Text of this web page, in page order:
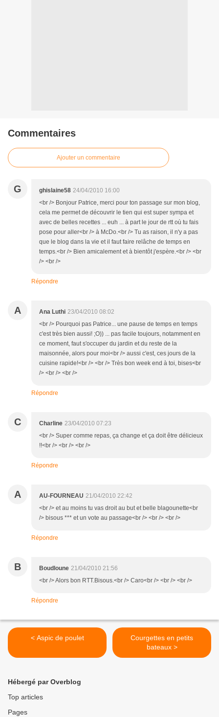
Commentaires
Ajouter un commentaire
G ghislaine58 24/04/2010 16:00
<br /> Bonjour Patrice, merci pour ton passage sur mon blog,
cela me permet de découvrir le tien qui est super sympa et
avec de belles recettes ... euh ... à part le jour de rtt où tu fais
pose pour aller<br /> à McDo.<br /> Tu as raison, il n'y a pas
que le blog dans la vie et il faut faire relâche de temps en
temps.<br /> Bien amicalement et à bientôt j'espère.<br /> <br
/> <br />
Répondre
A Ana Luthi 23/04/2010 08:02
<br /> Pourquoi pas Patrice... une pause de temps en temps
c'est très bien aussi! ;O)) ... pas facile toujours, notamment en
ce moment, faut s'occuper du jardin et du reste de la
maisonnée, alors pour moi<br /> aussi c'est, ces jours de la
cuisine rapide!<br /> <br /> Très bon week end à toi, bises<br
/> <br /> <br />
Répondre
C Charline 23/04/2010 07:23
<br /> Super comme repas, ça change et ça doit être délicieux
!!<br /> <br /> <br />
Répondre
A AU-FOURNEAU 21/04/2010 22:42
<br /> et au moins tu vas droit au but et belle blagounette<br
/> bisous *** et un vote au passage<br /> <br /> <br />
Répondre
B Boudloune 21/04/2010 21:56
<br /> Alors bon RTT.Bisous.<br /> Caro<br /> <br /> <br />
Répondre
< Aspic de poulet
Courgettes en petits
bateaux >
Hébergé par Overblog
Top articles
Pages